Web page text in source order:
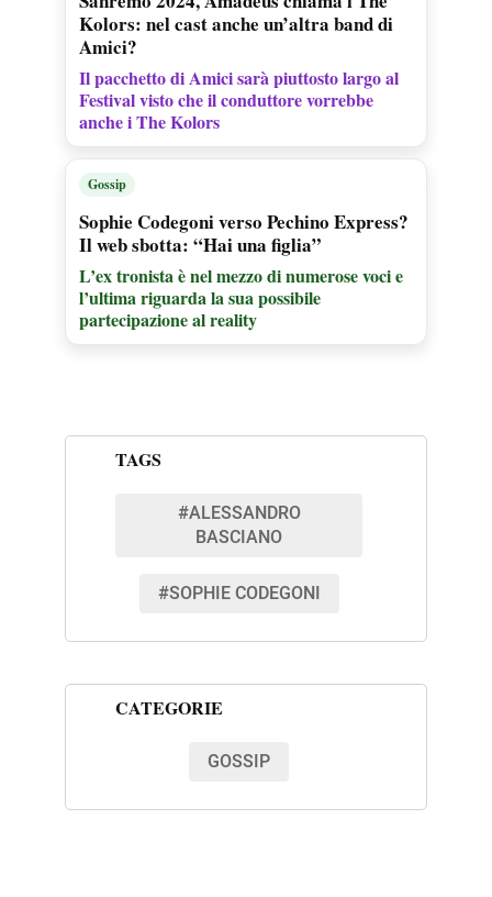
Kolors: nel cast anche un’altra band di
Amici?
Il pacchetto di Amici sarà piuttosto largo al
Festival visto che il conduttore vorrebbe
anche i The Kolors
Gossip
Sophie Codegoni verso Pechino Express?
Il web sbotta: “Hai una figlia”
L’ex tronista è nel mezzo di numerose voci e
l’ultima riguarda la sua possibile
partecipazione al reality
TAGS
#ALESSANDRO
BASCIANO
#SOPHIE CODEGONI
CATEGORIE
GOSSIP